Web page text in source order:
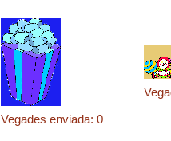
Vegades enviada: 0